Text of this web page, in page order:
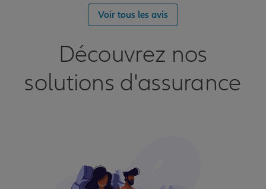
Voir tous les avis
Découvrez nos
solutions d'assurance